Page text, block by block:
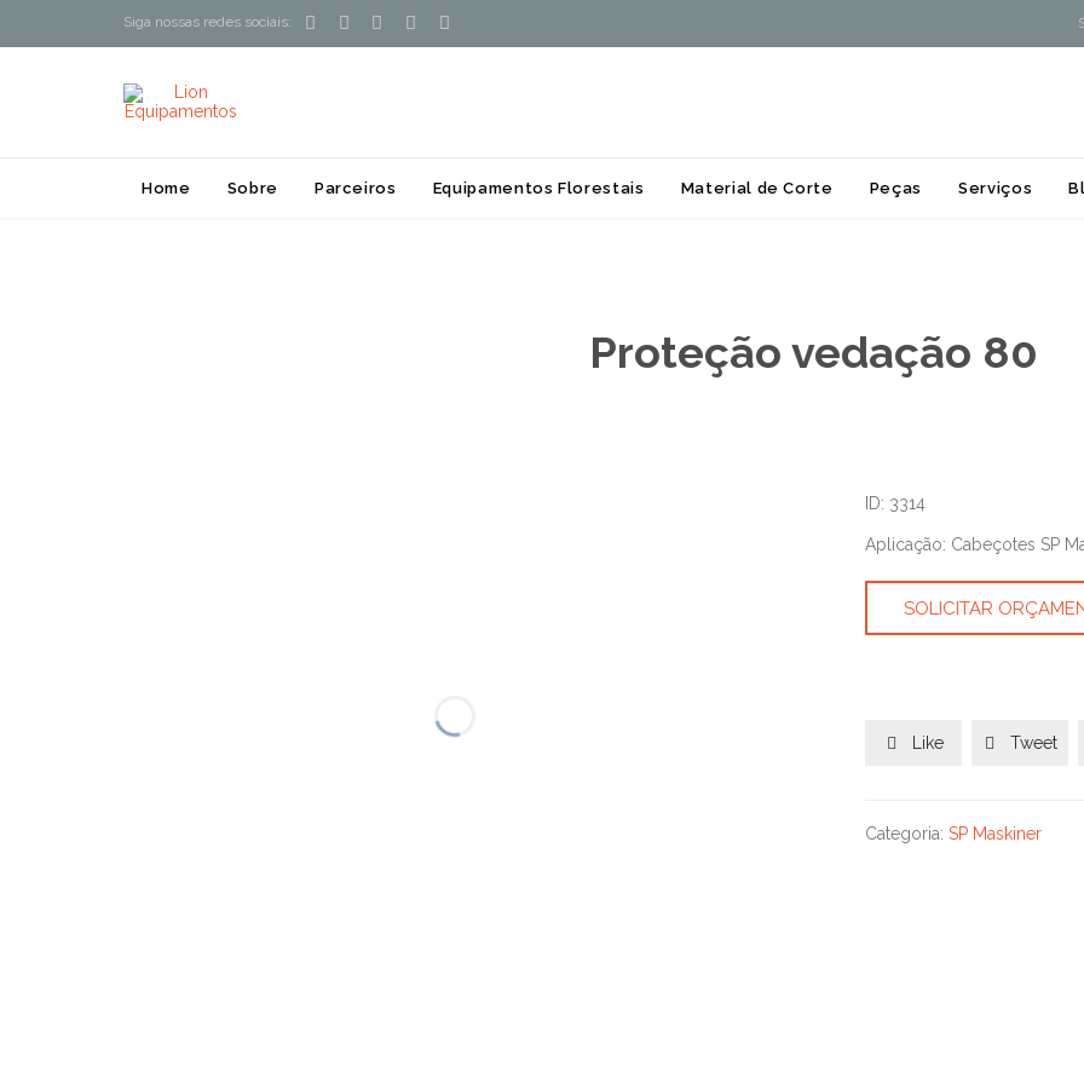
Siga nossas redes sociais:     
to
Home Sobre Parceiros Equipamentos Florestais Material de Corte Peças Serviços
Proteção vedação 80
ID: 3314
Aplicação: Cabeçotes SP
SOLICITAR
 Like  Tweet
Categoria: SP Maskiner